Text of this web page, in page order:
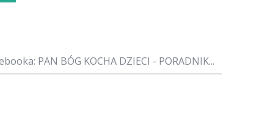
PAN BÓG KOCHA DZIECI - PORADNIK...